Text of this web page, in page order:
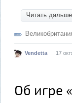
Читать
Vendetta 17
Об игре